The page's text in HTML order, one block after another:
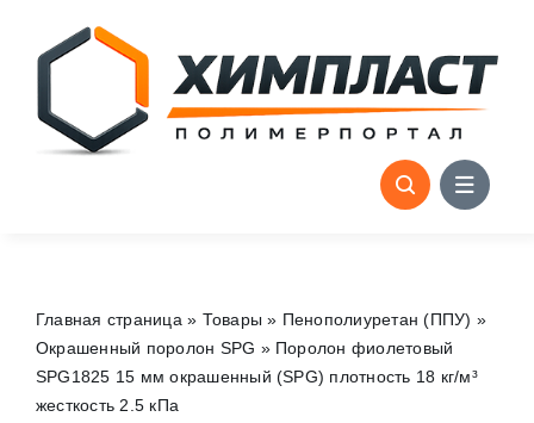
content
Главная страница » Товары » Пенополиуретан (ППУ) »
Окрашенный поролон SPG » Поролон фиолетовый
SPG1825 15 мм окрашенный (SPG) плотность 18 кг/м³
жесткость 2.5 кПа